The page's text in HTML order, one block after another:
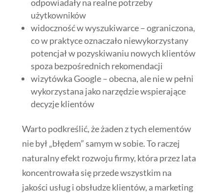
odpowiadały na realne potrzeby
użytkowników
widoczność w wyszukiwarce – ograniczona,
co w praktyce oznaczało niewykorzystany
potencjał w pozyskiwaniu nowych klientów
spoza bezpośrednich rekomendacji
wizytówka Google – obecna, ale nie w pełni
wykorzystana jako narzędzie wspierające
decyzje klientów
Warto podkreślić, że żaden z tych elementów
nie był „błędem” samym w sobie. To raczej
naturalny efekt rozwoju firmy, która przez lata
koncentrowała się przede wszystkim na
jakości usług i obsłudze klientów, a marketing